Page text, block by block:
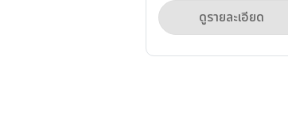
Series
ดูรายละเอียด